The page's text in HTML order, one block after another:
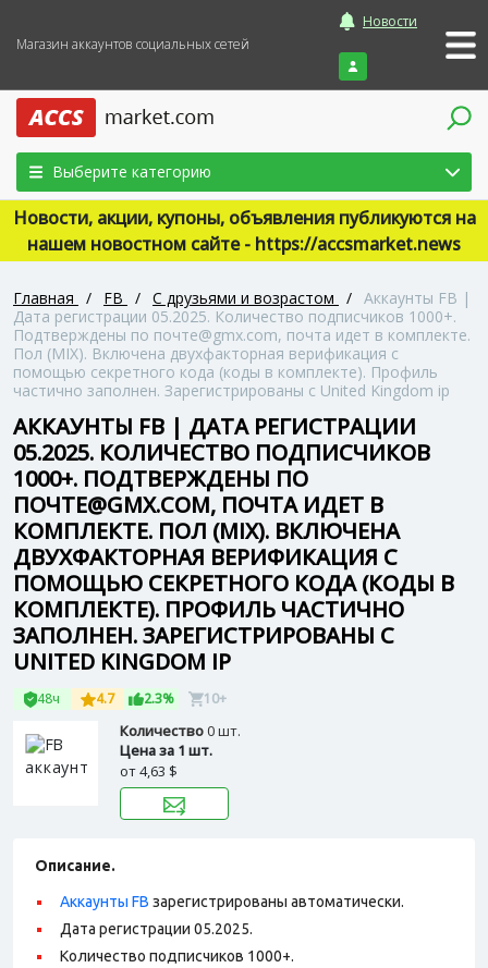
Магазин аккаунтов социальных сетей
Новости
Войти
Выберите категорию
Новости, акции, купоны, объявления публикуются на
нашем новостном сайте - https://accsmarket.news
Главная / FB / С друзьями и возрастом / Аккаунты FB |
Дата регистрации 05.2025. Количество подписчиков 1000+.
Подтверждены по почте@gmx.com, почта идет в комплекте.
Пол (MIX). Включена двухфакторная верификация с
помощью секретного кода (коды в комплекте). Профиль
частично заполнен. Зарегистрированы с United Kingdom ip
АККАУНТЫ FB | ДАТА РЕГИСТРАЦИИ
05.2025. КОЛИЧЕСТВО ПОДПИСЧИКОВ
1000+. ПОДТВЕРЖДЕНЫ ПО
ПОЧТЕ@GMX.COM, ПОЧТА ИДЕТ В
КОМПЛЕКТЕ. ПОЛ (MIX). ВКЛЮЧЕНА
ДВУХФАКТОРНАЯ ВЕРИФИКАЦИЯ С
ПОМОЩЬЮ СЕКРЕТНОГО КОДА (КОДЫ В
КОМПЛЕКТЕ). ПРОФИЛЬ ЧАСТИЧНО
ЗАПОЛНЕН. ЗАРЕГИСТРИРОВАНЫ С
UNITED KINGDOM IP
48ч 4.7 2.3% 10+
Количество0 шт.
Цена за 1 шт.
от4,63 $
Описание.
Аккаунты FB зарегистрированы автоматически.
Дата регистрации 05.2025.
Количество подписчиков 1000+.